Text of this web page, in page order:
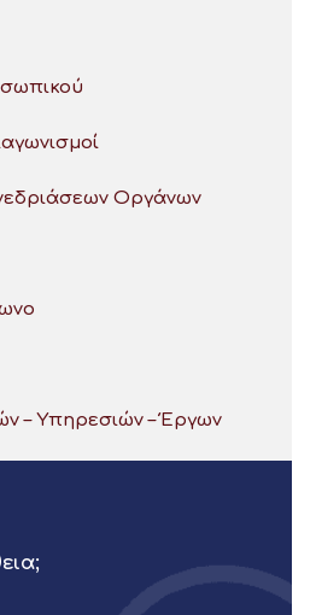
Οργάνων
– Υπηρεσιών – Έργων